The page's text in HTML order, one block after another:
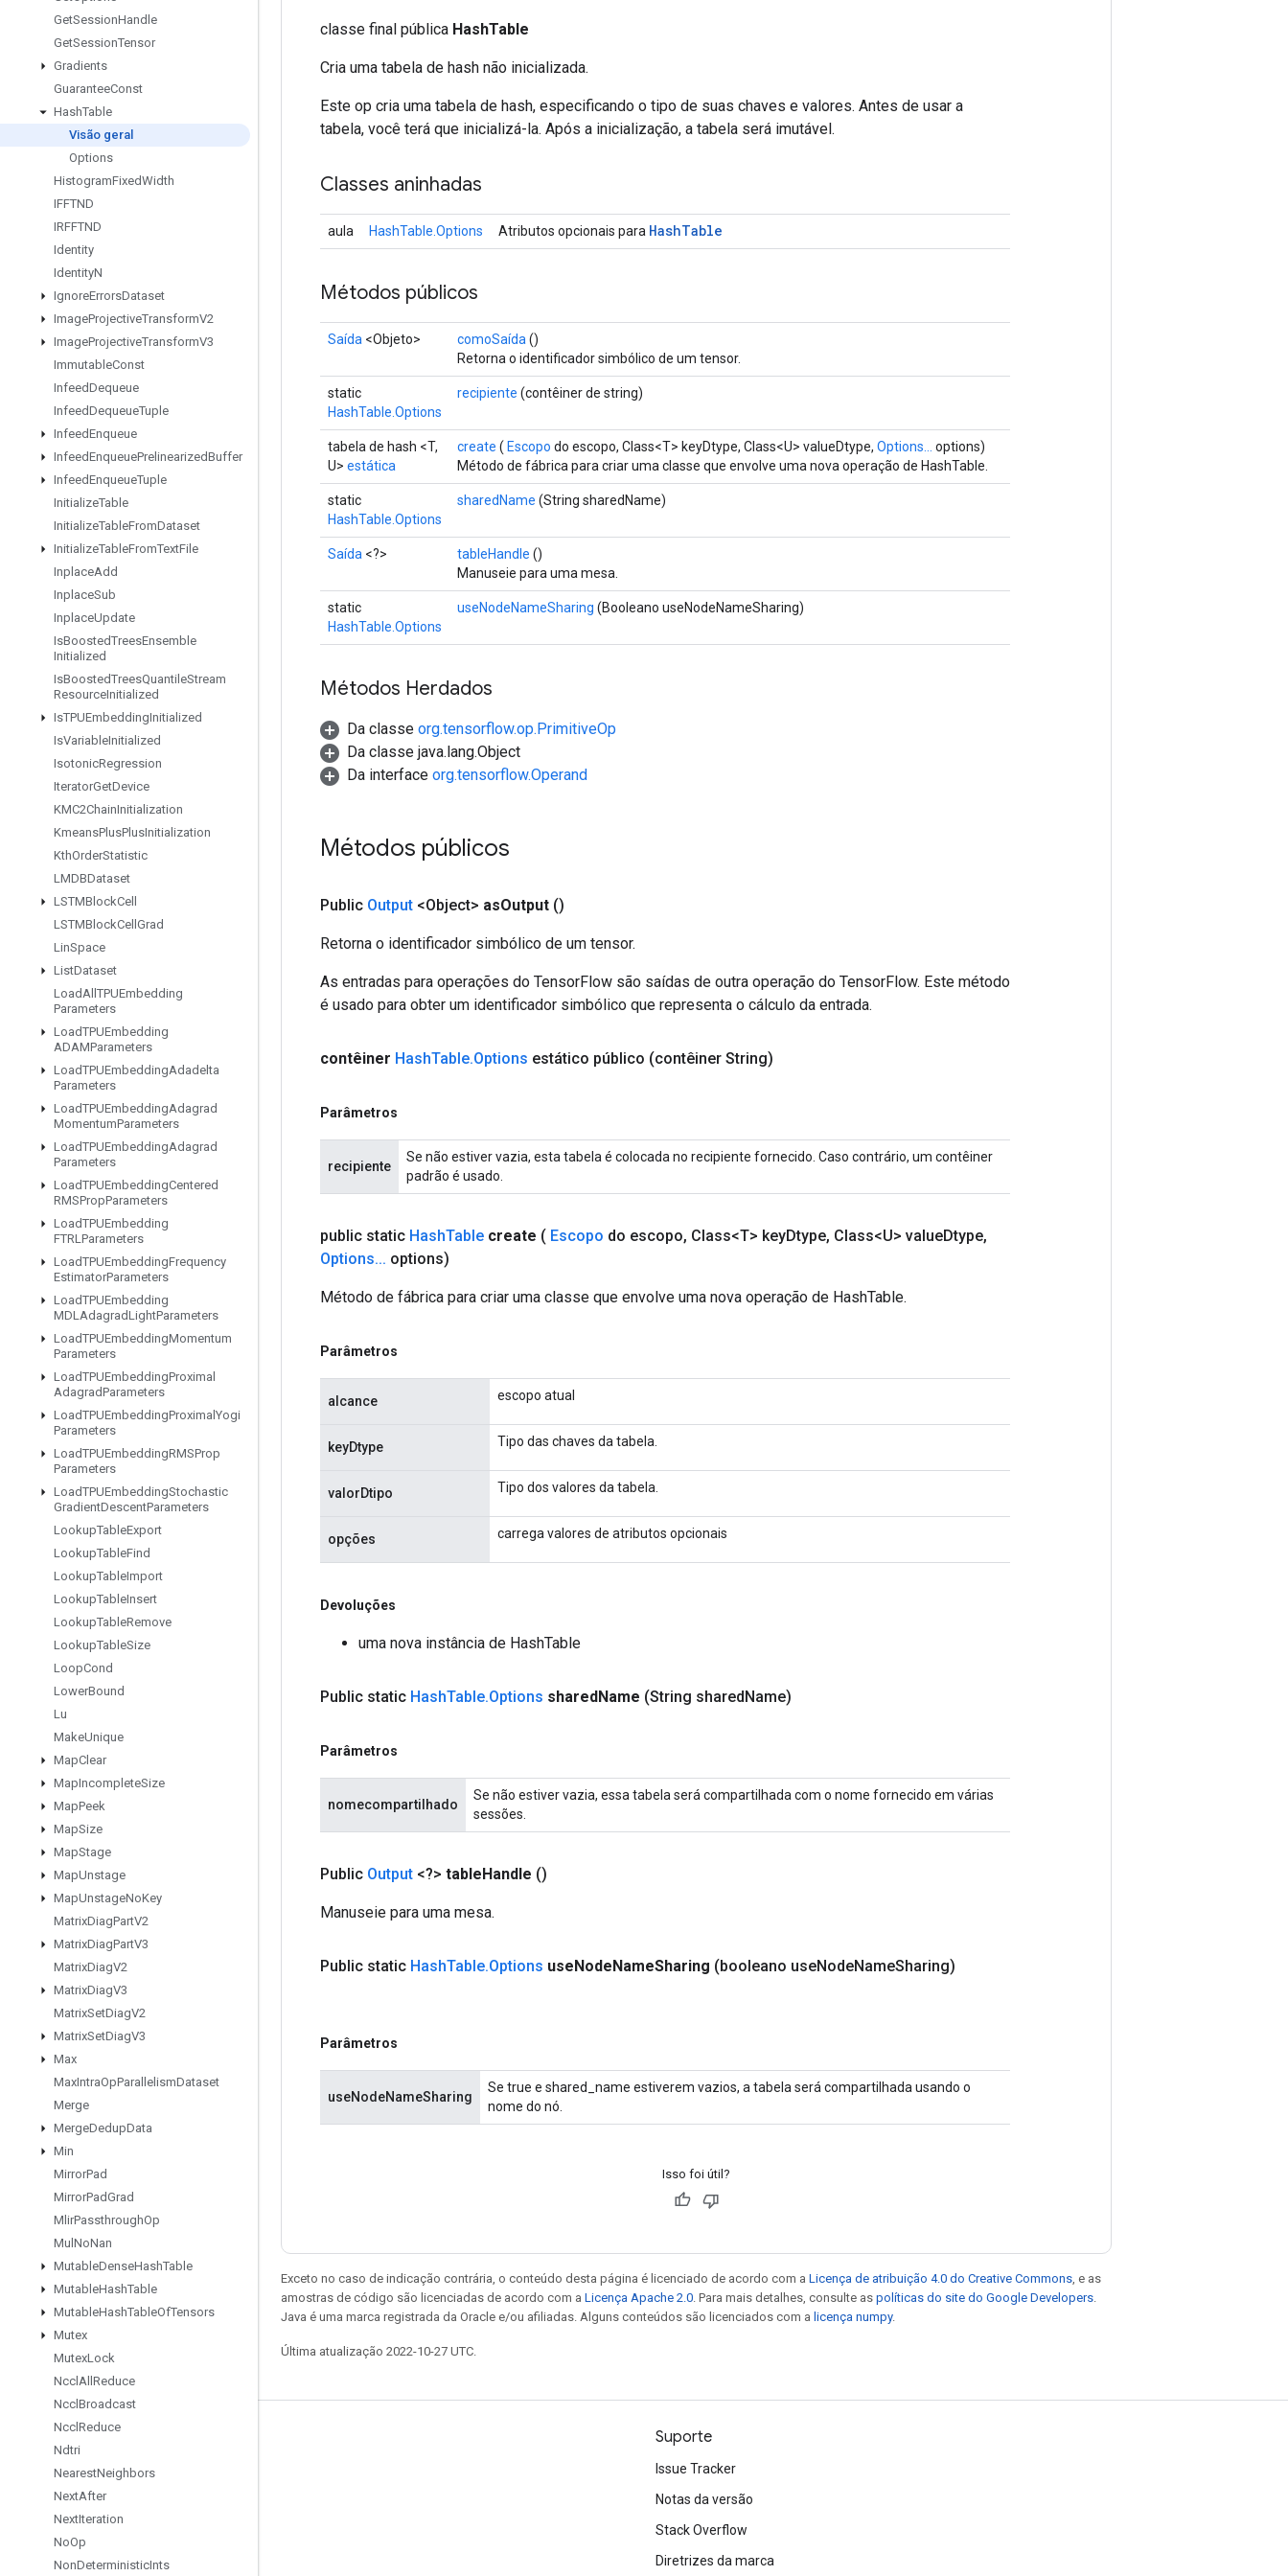
GetSessionHandle
GetSessionTensor
Gradients
GuaranteeConst
HashTable
Visão geral
Options
HistogramFixedWidth
IFFTND
IRFFTND
Identity
IdentityN
IgnoreErrorsDataset
ImageProjectiveTransformV2
ImageProjectiveTransformV3
ImmutableConst
InfeedDequeue
InfeedDequeueTuple
InfeedEnqueue
InfeedEnqueuePrelinearizedBuffer
InfeedEnqueueTuple
InitializeTable
InitializeTableFromDataset
InitializeTableFromTextFile
InplaceAdd
InplaceSub
InplaceUpdate
IsBoostedTreesEnsemble
Initialized
IsBoostedTreesQuantileStream
ResourceInitialized
IsTPUEmbeddingInitialized
IsVariableInitialized
IsotonicRegression
IteratorGetDevice
KMC2ChainInitialization
KmeansPlusPlusInitialization
KthOrderStatistic
LMDBDataset
LSTMBlockCell
LSTMBlockCell Grad
LinSpace
ListDataset
LoadAll TPUEmbedding
Parameters
LoadTPUEmbedding
ADAMParameters
LoadTPUEmbeddingAdadelta
Parameters
LoadTPUEmbeddingAdagrad
MomentumParameters
LoadTPUEmbeddingAdagrad
Parameters
LoadTPUEmbeddingCentered
RMSPropParameters
LoadTPUEmbedding
FTRLParameters
LoadTPUEmbeddingFrequency
EstimatorParameters
LoadTPUEmbedding
MDLAdagradLightParameters
LoadTPUEmbeddingMomentum
Parameters
LoadTPUEmbeddingProximal
AdagradParameters
LoadTPUEmbeddingProximal Yogi
Parameters
LoadTPUEmbeddingRMSProp
Parameters
LoadTPUEmbeddingStochastic
GradientDescentParameters
LookupTableExport
LookupTableFind
LookupTableImport
LookupTableInsert
LookupTableRemove
LookupTableSize
LoopCond
LowerBound
Lu
MakeUnique
MapClear
MapIncompleteSize
MapPeek
MapSize
MapStage
MapUnstage
MapUnstageNoKey
MatrixDiagPartV2
MatrixDiagPartV3
MatrixDiagV2
MatrixDiagV3
MatrixSetDiagV2
MatrixSetDiagV3
Max
MaxIntraOpParallelismDataset
Merge
MergeDedupData
Min
MirrorPad
MirrorPadGrad
MlirPassthroughOp
Mul NoNan
MutableDenseHashTable
MutableHashTable
MutableHashTableOfTensors
Mutex
MutexLock
Nccl All Reduce
Nccl Broadcast
Nccl Reduce
Ndtri
NearestNeighbors
NextAfter
NextIteration
NoOp
NonDeterministicInts
classe final pública HashTable
Cria uma tabela de hash não inicializada.
Este op cria uma tabela de hash, especificando o tipo de suas chaves e valores. Antes de usar a
tabela, você terá que inicializá-la. Após a inicialização, a tabela será imutável.
Classes aninhadas
aula HashTable.Options Atributos opcionais para HashTable
Métodos públicos
Saída <Objeto> comoSaída ()
Retorna o identificador simbólico de um tensor.
static
HashTable.Options
recipiente (contêiner de string)
tabela de hash <T,
U> estática
create ( Escopo do escopo, Class<T> keyDtype, Class<U> valueDtype, Options...
options)
Método de fábrica para criar uma classe que envolve uma nova operação de HashTable.
static
HashTable.Options
sharedName (String sharedName)
Saída <?> tableHandle ()
Manuseie para uma mesa.
static
HashTable.Options
useNodeNameSharing (Booleano useNodeNameSharing)
Métodos Herdados
Da classe org.tensorflow.op.PrimitiveOp
Da classe java.lang.Object
Da interface org.tensorflow.Operand
Métodos públicos
Public Output <Object> asOutput ()
Retorna o identificador simbólico de um tensor.
As entradas para operações do TensorFlow são saídas de outra operação do TensorFlow. Este método
é usado para obter um identificador simbólico que representa o cálculo da entrada.
contêiner HashTable.Options estático público (contêiner String)
Parâmetros
recipiente
Se não estiver vazia, esta tabela é colocada no recipiente fornecido. Caso contrário, um contêiner
padrão é usado.
public static HashTable create ( Escopo do escopo, Class<T> keyDtype, Class<U> valueDtype,
Options... options)
Método de fábrica para criar uma classe que envolve uma nova operação de HashTable.
Parâmetros
alcance escopo atual
keyDtype Tipo das chaves da tabela.
valorDtipo Tipo dos valores da tabela.
opções carrega valores de atributos opcionais
Devoluções
uma nova instância de HashTable
Public static HashTable.Options sharedName (String sharedName)
Parâmetros
nomecompartilhado
Se não estiver vazia, essa tabela será compartilhada com o nome fornecido em várias
sessões.
Public Output <?> tableHandle ()
Manuseie para uma mesa.
Public static HashTable.Options useNodeNameSharing (booleano useNodeNameSharing)
Parâmetros
useNodeNameSharing
Se true e shared_name estiverem vazios, a tabela será compartilhada usando o
nome do nó.
Isso foi útil?
Exceto no caso de indicação contrária, o conteúdo desta página é licenciado de acordo com a Licença de atribuição 4.0 do Creative Commons , e as
amostras de código são licenciadas de acordo com a Licença Apache 2.0 . Para mais detalhes, consulte as políticas do site do Google Developers
Java é uma marca registrada da Oracle e/ou afiliadas. Alguns conteúdos são licenciados com a licença numpy.
Última atualização 2022-10-27 UTC.
Permanecer conectado
Fórum
Twitter
Suporte
Issue Tracker
Notas da versão
Stack Overflow
Diretrizes da marca